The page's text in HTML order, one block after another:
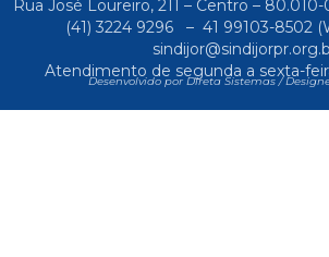
Rua José Loureiro, 211 – Centro –
(41) 3224 9296
– 41 99103-8502
Atendimento de segunda a sexta-
Desenvolvido por Direta Sistemas /